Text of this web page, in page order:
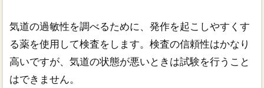
気道の過敏性を調べるために、発作を起こしやすくす
る薬を使用して検査をします。検査の信頼性はかなり
高いですが、気道の状態が悪いときは試験を行うこと
はできません。